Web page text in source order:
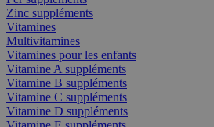
Zinc suppléments
Vitamines
Multivitamines
Vitamines pour les enfants
Vitamine A suppléments
Vitamine B suppléments
Vitamine C suppléments
Vitamine D suppléments